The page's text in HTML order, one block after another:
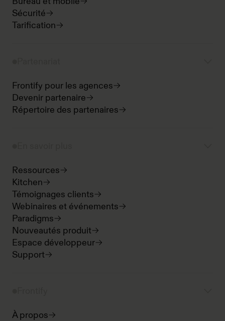
Sécurité
Tarification
Frontify pour les agences
Devenir partenaire
Répertoire des partenaires
Ressources
Kitchen
Témoignages clients
Webinaires et événements
Paradigms
Nouveautés produit
Espace développeur
Support
À propos